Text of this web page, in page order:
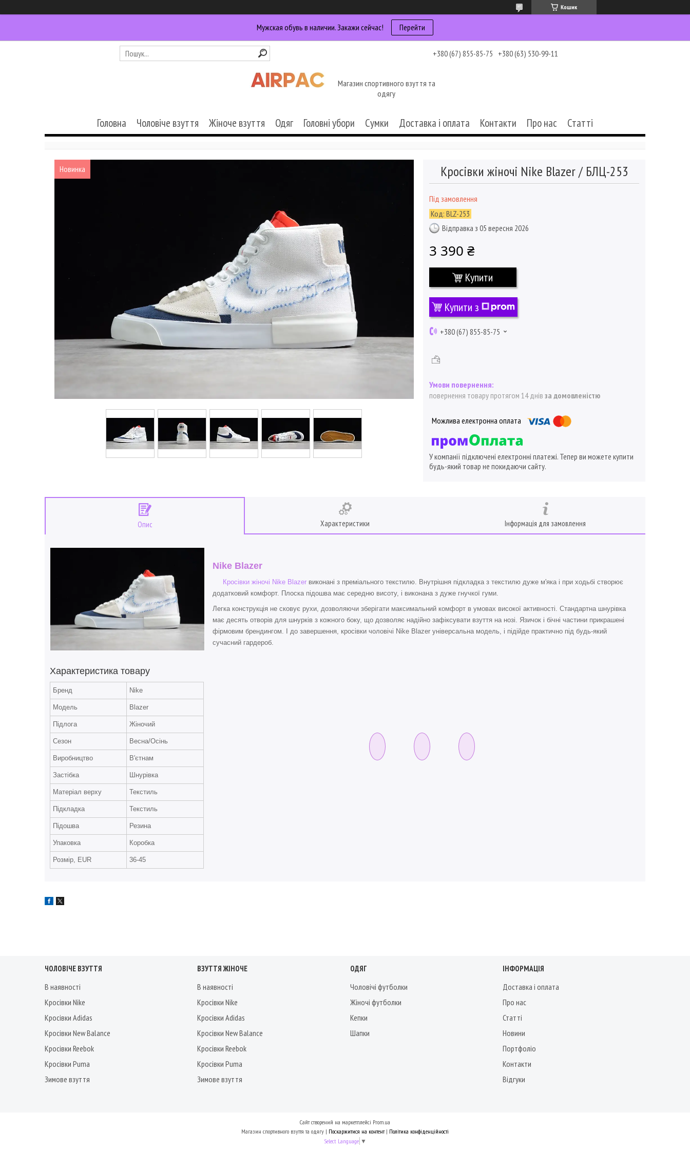
Кошик
Мужская обувь в наличии. Закажи сейчас! Перейти
+380 (67) 855-85-75 +380 (63) 530-99-11
Магазин спортивного взуття та
одягу
Головна Чоловіче взуття Жіноче взуття Одяг Головні убори Сумки Доставка і оплата Контакти Про нас Статті
Новинка Кросівки жіночі Nike Blazer / БЛЦ-253
Під замовлення
Код: BLZ-253
Відправка з 05 вересня 2026
3 390 ₴
Купити
Купити з
+380 (67) 855-85-75
повернення товару протягом 14 днів за домовленістю
У компанії підключені електронні платежі. Тепер ви можете купити
будь-який товар не покидаючи сайту.
Опис Характеристики Інформація для замовлення
Nike Blazer
Кросівки жіночі Nike Blazer виконані з преміального текстилю. Внутрішня підкладка з текстилю дуже м'яка і при ходьбі створює
додатковий комфорт. Плоска підошва має середню висоту, і виконана з дуже гнучкої гуми.
Легка конструкція не сковує рухи, дозволяючи зберігати максимальний комфорт в умовах високої активності. Стандартна шнурівка
має десять отворів для шнурків з кожного боку, що дозволяє надійно зафіксувати взуття на нозі. Язичок і бічні частини прикрашені
фірмовим брендингом. І до завершення, кросівки чоловічі Nike Blazer універсальна модель, і підійде практично під будь-який
сучасний гардероб.
Характеристика товару
Бренд Nike
Модель Blazer
Підлога Жіночий
Сезон Весна/Осінь
Виробництво В'єтнам
Застібка Шнурівка
Матеріал верху Текстиль
Підкладка Текстиль
Підошва Резина
Упаковка Коробка
Розмір, EUR 36-45
ЧОЛОВІЧЕ ВЗУТТЯ
В наявності
Кросівки Nike
Кросівки Adidas
Кросівки New Balance
Кросівки Reebok
Кросівки Puma
Зимове взуття
ВЗУТТЯ ЖІНОЧЕ
В наявності
Кросівки Nike
Кросівки Adidas
Кросівки New Balance
Кросівки Reebok
Кросівки Puma
Зимове взуття
ОДЯГ
Чоловічі футболки
Жіночі футболки
Кепки
Шапки
ІНФОРМАЦІЯ
Доставка і оплата
Про нас
Статті
Новини
Портфоліо
Контакти
Відгуки
Сайт створений на маркетплейсі Prom.ua
Магазин спортивного взуття та одягу | Поскаржитися на контент | Політика конфіденційності
Select Language ▼